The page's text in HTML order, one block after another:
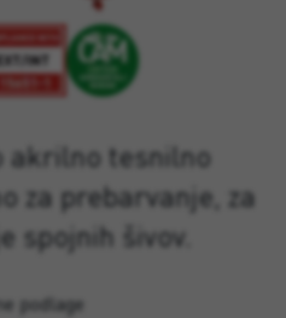
akrilno tesnilno
za prebarvanje, za
spojnih šivov.
podlage